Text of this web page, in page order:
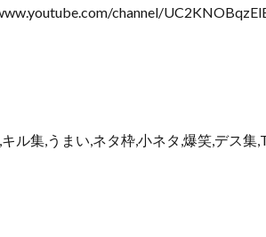
channel/
ル集,うまい,ネタ枠,小ネタ,爆笑,デス集